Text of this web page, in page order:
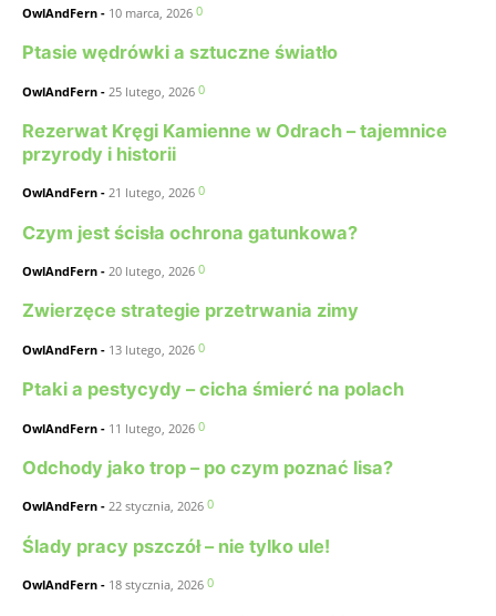
OwlAndFern - 10 marca, 2026 0
Ptasie wędrówki a sztuczne światło
OwlAndFern - 25 lutego, 2026 0
Rezerwat Kręgi Kamienne w Odrach – tajemnice
przyrody i historii
OwlAndFern - 21 lutego, 2026 0
Czym jest ścisła ochrona gatunkowa?
OwlAndFern - 20 lutego, 2026 0
Zwierzęce strategie przetrwania zimy
OwlAndFern - 13 lutego, 2026 0
Ptaki a pestycydy – cicha śmierć na polach
OwlAndFern - 11 lutego, 2026 0
Odchody jako trop – po czym poznać lisa?
OwlAndFern - 22 stycznia, 2026 0
Ślady pracy pszczół – nie tylko ule!
OwlAndFern - 18 stycznia, 2026 0